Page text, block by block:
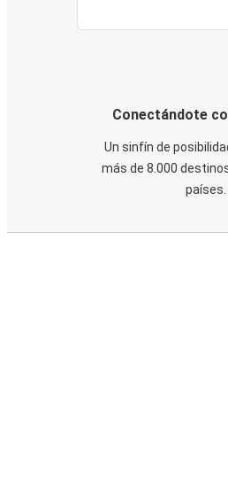
Conectándote
Un sinfín de
más de 8.000
países.